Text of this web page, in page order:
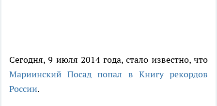
Сегодня, 9 июля 2014 года, стало известно, что
Мариинский Посад попал в Книгу рекордов
России.